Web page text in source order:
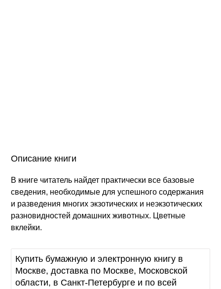
Описание книги
В книге читатель найдет практически все базовые
сведения, необходимые для успешного содержания
и разведения многих экзотических и неэкзотических
разновидностей домашних животных. Цветные
вклейки.
Купить бумажную и электронную книгу в
Москве, доставка по Москве, Московской
области, в Санкт-Петербурге и по всей